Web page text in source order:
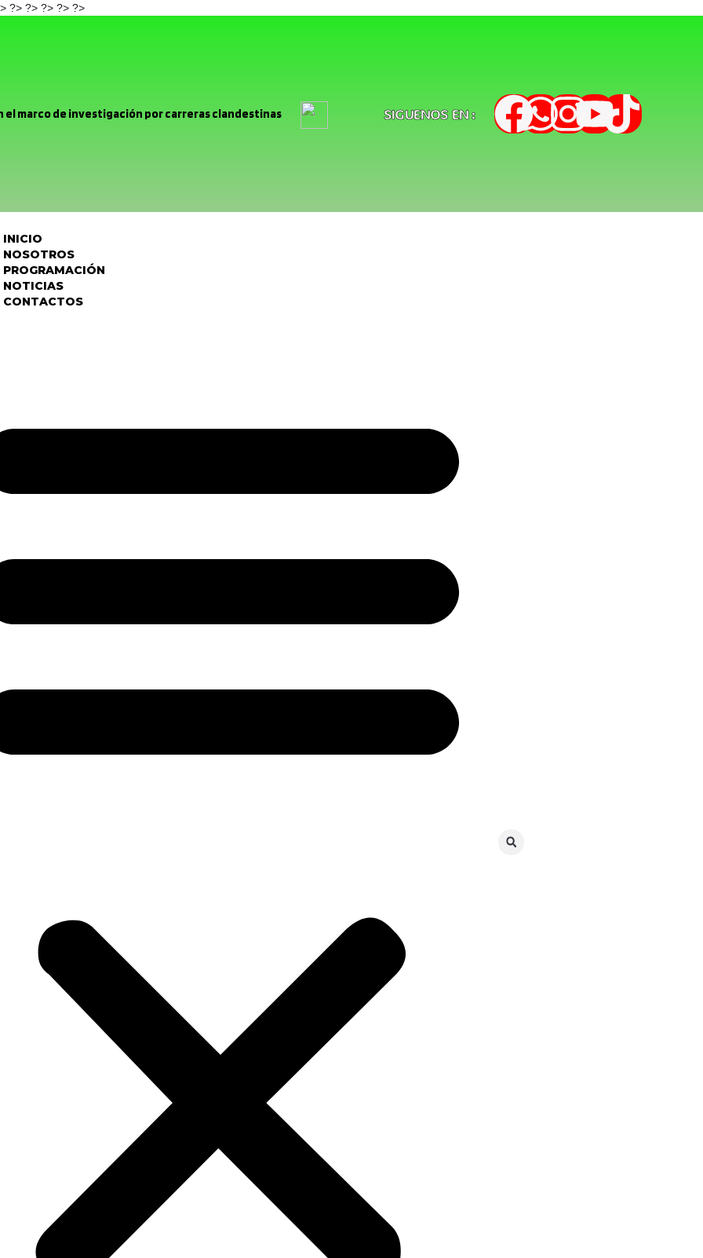
?> ?> ?> ?> ?>
el marco de investigación por carreras clandestinas
se volcó a las calles para conmemorar el aniversario de San
de La Troya valoran avances en tramitación para conexión
alcantarillado
SIGUENOS EN :
INICIO
NOSOTROS
PROGRAMACIÓN
NOTICIAS
CONTACTOS